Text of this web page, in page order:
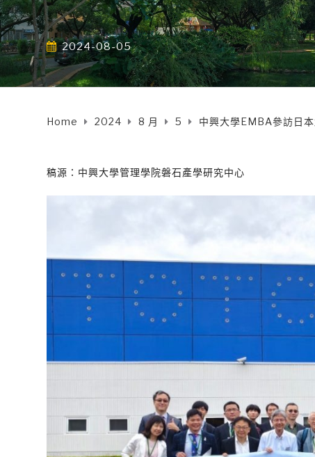
2024-08-05
Home 2024 8 月 5 中興大學EMBA參訪日
稿源：中興大學管理學院磐石產學研究中心